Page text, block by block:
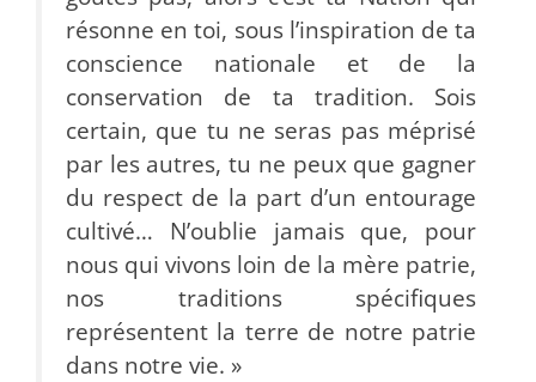
résonne en toi, sous l’inspiration de ta
conscience nationale et de la
conservation de ta tradition. Sois
certain, que tu ne seras pas méprisé
par les autres, tu ne peux que gagner
du respect de la part d’un entourage
cultivé… N’oublie jamais que, pour
nous qui vivons loin de la mère patrie,
nos traditions spécifiques
représentent la terre de notre patrie
dans notre vie. »